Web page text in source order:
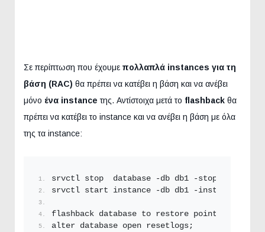
Σε περίπτωση που έχουμε πολλαπλά instances για τη
βάση (RAC) θα πρέπει να κατέβει η βάση και να ανέβει
μόνο ένα instance της. Αντίστοιχα μετά το flashback θα
πρέπει να κατέβει το instance και να ανέβει η βάση με όλα
της τα instance:
srvctl stop  database -db db1 -stopoption
srvctl start instance -db db1 -instance
flashback database to restore point ONOMA;
alter database open resetlogs;